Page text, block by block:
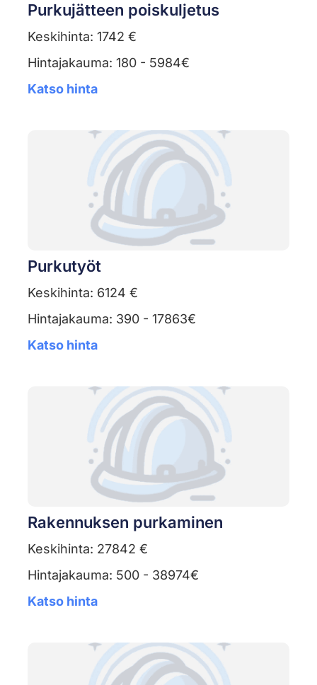
Purkujätteen poiskuljetus
Keskihinta: 1742 €
Hintajakauma: 180 - 5984€
Katso hinta
Purkutyöt
Keskihinta: 6124 €
Hintajakauma: 390 - 17863€
Katso hinta
Rakennuksen purkaminen
Keskihinta: 27842 €
Hintajakauma: 500 - 38974€
Katso hinta